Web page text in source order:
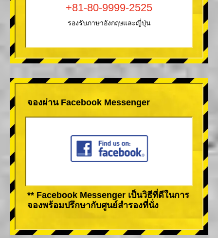
+81-80-9999-2525
รองรับภาษาอังกฤษและญี่ปุ่น
จองผ่าน Facebook Messenger
** Facebook Messenger เป็นวิธีที่ดีในการ
จองพร้อมปรึกษากับศูนย์สำรองที่นั่ง